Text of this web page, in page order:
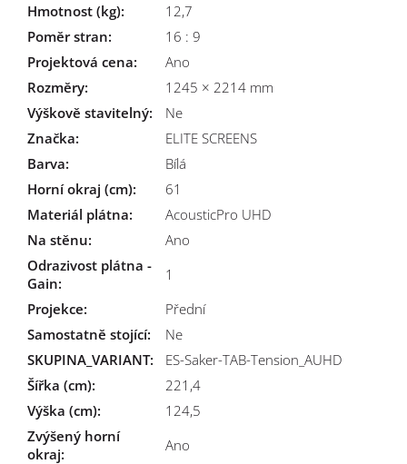
Hmotnost (kg):
12,7
Poměr stran:
16 : 9
Projektová cena:
Ano
Rozměry:
1245 × 2214 mm
Výškově stavitelný:
Ne
Značka:
ELITE SCREENS
Barva:
Bílá
Horní okraj (cm):
61
Materiál plátna:
AcousticPro UHD
Na stěnu:
Ano
Odrazivost plátna -
Gain:
1
Projekce:
Přední
Samostatně stojící:
Ne
SKUPINA_VARIANT:
ES-Saker-TAB-Tension_AUHD
Šířka (cm):
221,4
Výška (cm):
124,5
Zvýšený horní
okraj:
Ano